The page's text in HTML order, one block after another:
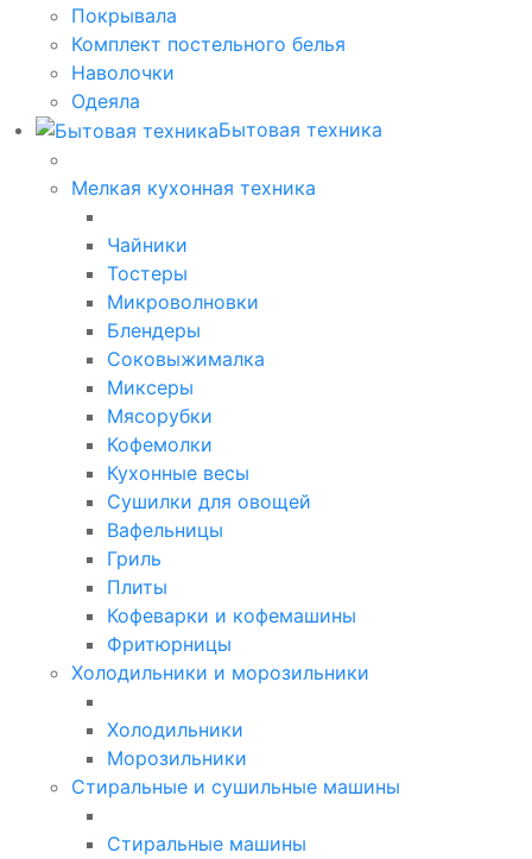
Покрывала
Комплект постельного белья
Наволочки
Одеяла
Бытовая техника
Мелкая кухонная техника
Чайники
Тостеры
Микроволновки
Блендеры
Соковыжималка
Миксеры
Мясорубки
Кофемолки
Кухонные весы
Сушилки для овощей
Вафельницы
Гриль
Плиты
Кофеварки и кофемашины
Фритюрницы
Холодильники и морозильники
Холодильники
Морозильники
Стиральные и сушильные машины
Стиральные машины